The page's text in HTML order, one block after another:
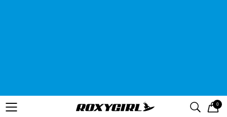
메뉴 검색
로고 0